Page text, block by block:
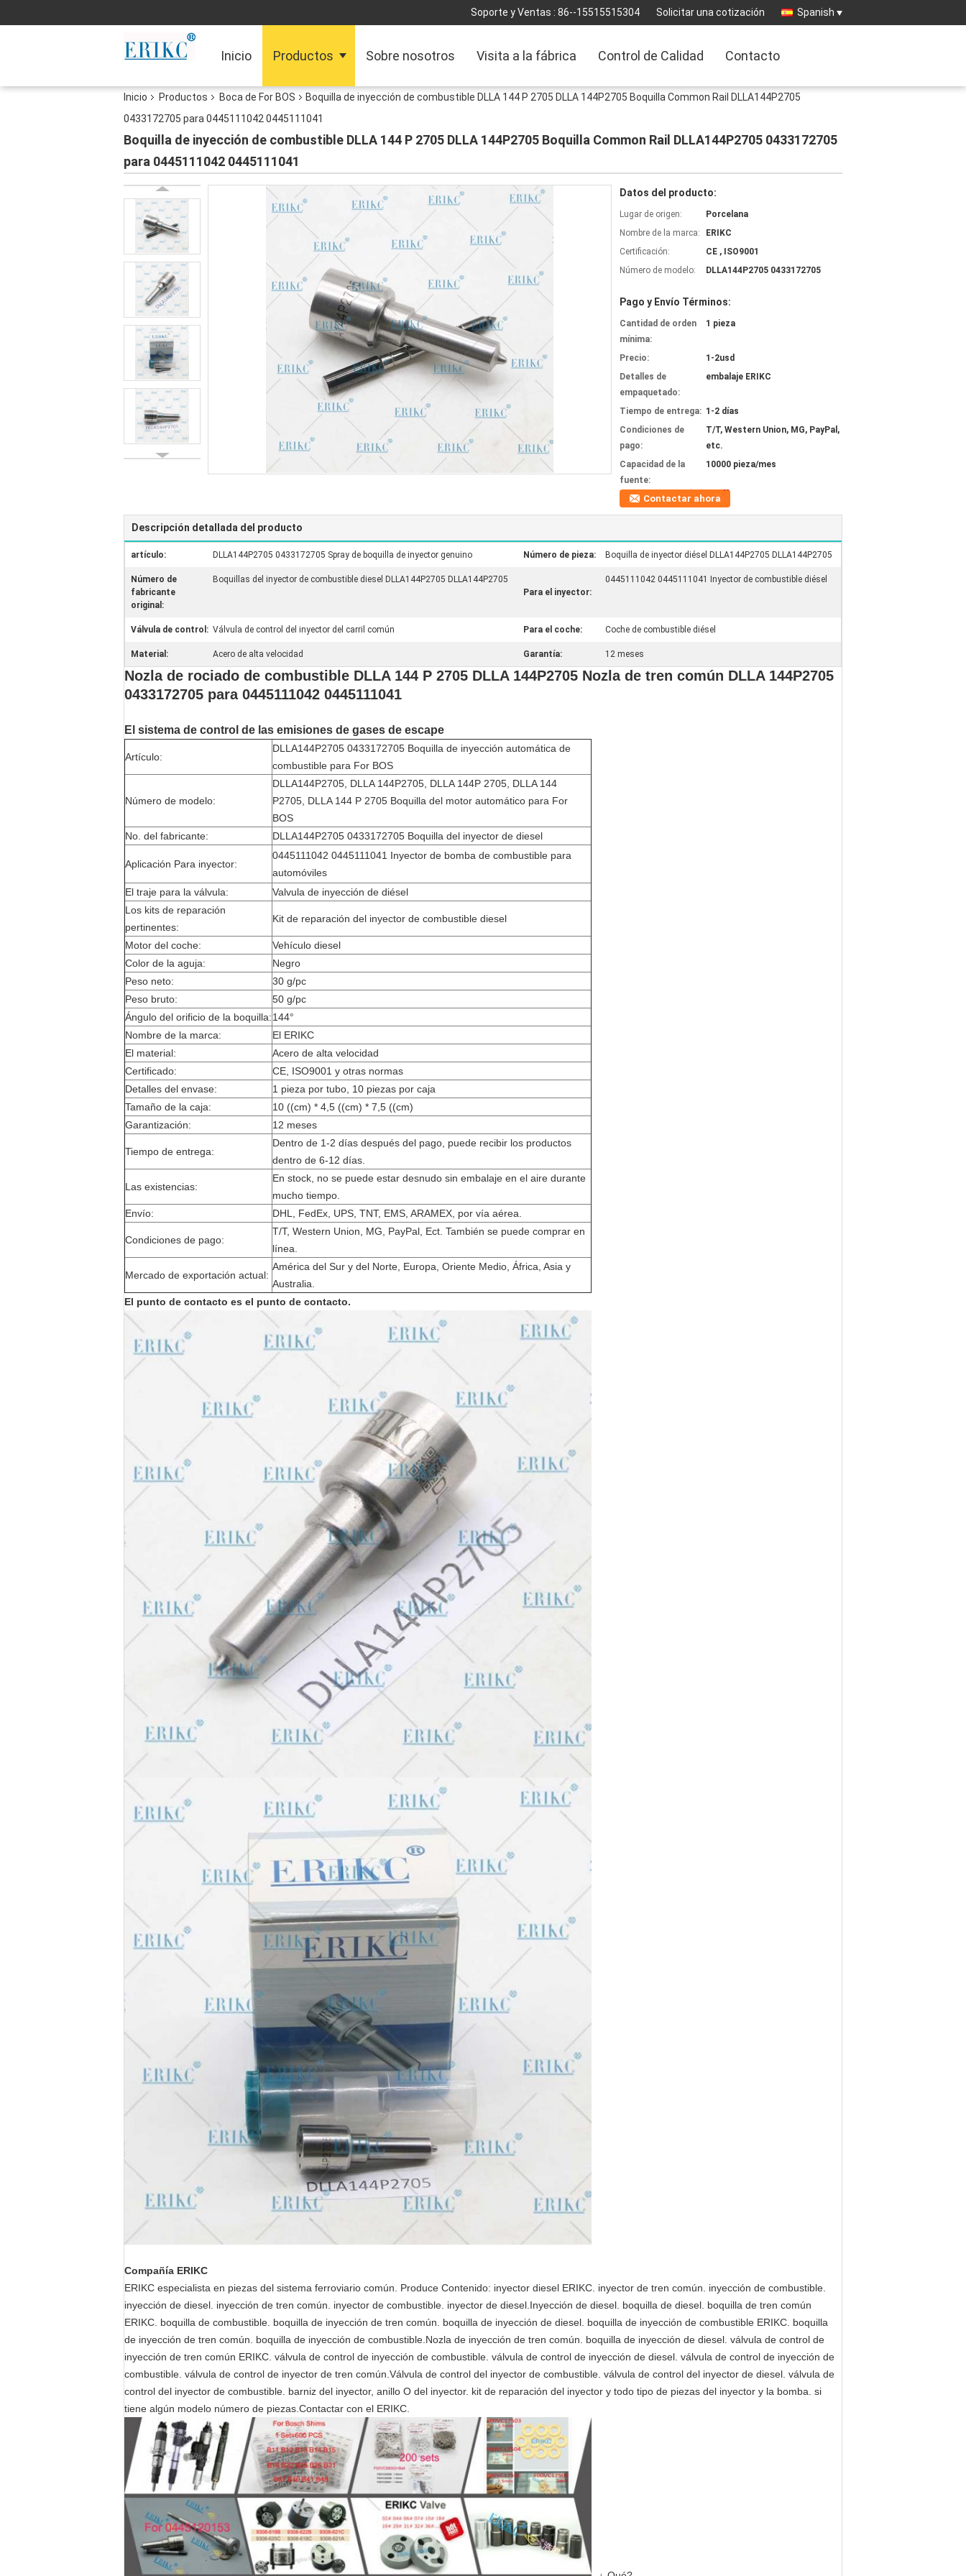
Soporte y Ventas : 86--15515515304 Solicitar una cotización Spanish
Inicio Productos Sobre nosotros Visita a la fábrica Control de Calidad Contacto
Inicio Productos Boca de For BOS
Boquilla de inyección de combustible DLLA 144 P 2705 DLLA 144P2705 Boquilla Common Rail DLLA144P2705
0433172705 para 0445111042 0445111041
Boquilla de inyección de combustible DLLA 144 P 2705 DLLA 144P2705 Boquilla Common Rail DLLA144P2705 0433172705
para 0445111042 0445111041
Datos del producto:
Lugar de origen:
Porcelana
Nombre de la marca:
ERIKC
Certificación:
CE , ISO9001
Número de modelo:
DLLA144P2705 0433172705
Pago y Envío Términos:
Cantidad de orden
mínima:
1 pieza
Precio:
1-2usd
Detalles de
empaquetado:
embalaje ERIKC
Tiempo de entrega: 1-2 días
Condiciones de
pago:
T/T, Western Union, MG, PayPal,
etc.
Capacidad de la
fuente:
10000 pieza/mes
Contactar ahora
Descripción detallada del producto
artículo: DLLA144P2705 0433172705 Spray de boquilla de inyector genuino Número de pieza: Boquilla de inyector diésel DLLA144P2705 DLLA144P2705
Número de
fabricante
original:
Boquillas del inyector de combustible diesel DLLA144P2705 DLLA144P2705
Para el inyector:
0445111042 0445111041 Inyector de combustible diésel
Válvula de control: Válvula de control del inyector del carril común Para el coche: Coche de combustible diésel
Material: Acero de alta velocidad Garantía: 12 meses
Nozla de rociado de combustible DLLA 144 P 2705 DLLA 144P2705 Nozla de tren común DLLA 144P2705
0433172705 para 0445111042 0445111041
El sistema de control de las emisiones de gases de escape
Artículo:
DLLA144P2705 0433172705 Boquilla de inyección automática de
combustible para For BOS
Número de modelo:
DLLA144P2705, DLLA 144P2705, DLLA 144P 2705, DLLA 144
P2705, DLLA 144 P 2705 Boquilla del motor automático para For
BOS
No. del fabricante:
DLLA144P2705 0433172705 Boquilla del inyector de diesel
Aplicación Para inyector:
0445111042 0445111041 Inyector de bomba de combustible para
automóviles
El traje para la válvula:
Valvula de inyección de diésel
Los kits de reparación
pertinentes:
Kit de reparación del inyector de combustible diesel
Motor del coche:
Vehículo diesel
Color de la aguja:
Negro
Peso neto:
30 g/pc
Peso bruto:
50 g/pc
Ángulo del orificio de la boquilla:144°
Nombre de la marca:
El ERIKC
El material:
Acero de alta velocidad
Certificado:
CE, ISO9001 y otras normas
Detalles del envase:
1 pieza por tubo, 10 piezas por caja
Tamaño de la caja:
10 ((cm) * 4,5 ((cm) * 7,5 ((cm)
Garantización:
12 meses
Tiempo de entrega:
Dentro de 1-2 días después del pago, puede recibir los productos
dentro de 6-12 días.
Las existencias:
En stock, no se puede estar desnudo sin embalaje en el aire durante
mucho tiempo.
Envío:
DHL, FedEx, UPS, TNT, EMS, ARAMEX, por vía aérea.
Condiciones de pago:
T/T, Western Union, MG, PayPal, Ect. También se puede comprar en
línea.
Mercado de exportación actual:
América del Sur y del Norte, Europa, Oriente Medio, África, Asia y
Australia.
El punto de contacto es el punto de contacto.
Compañía ERIKC
ERIKC especialista en piezas del sistema ferroviario común. Produce Contenido: inyector diesel ERIKC. inyector de tren común. inyección de combustible.
inyección de diesel. inyección de tren común. inyector de combustible. inyector de diesel.Inyección de diesel. boquilla de diesel. boquilla de tren común
ERIKC. boquilla de combustible. boquilla de inyección de tren común. boquilla de inyección de diesel. boquilla de inyección de combustible ERIKC. boquilla
de inyección de tren común. boquilla de inyección de combustible.Nozla de inyección de tren común. boquilla de inyección de diesel. válvula de control de
inyección de tren común ERIKC. válvula de control de inyección de combustible. válvula de control de inyección de diesel. válvula de control de inyección de
combustible. válvula de control de inyector de tren común.Válvula de control del inyector de combustible. válvula de control del inyector de diesel. válvula de
control del inyector de combustible. barniz del inyector, anillo O del inyector. kit de reparación del inyector y todo tipo de piezas del inyector y la bomba. si
tiene algún modelo número de piezas.Contactar con el ERIKC.